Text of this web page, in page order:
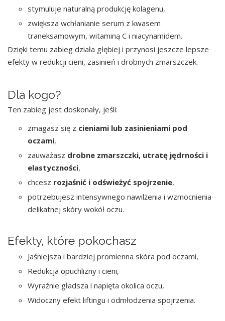
stymuluje naturalną produkcję kolagenu,
zwiększa wchłanianie serum z kwasem
traneksamowym, witaminą C i niacynamidem.
Dzięki temu zabieg działa głębiej i przynosi jeszcze lepsze
efekty w redukcji cieni, zasinień i drobnych zmarszczek.
Dla kogo?
Ten zabieg jest doskonały, jeśli:
zmagasz się z cieniami lub zasinieniami pod
oczami,
zauważasz drobne zmarszczki, utratę jędrności i
elastyczności,
chcesz rozjaśnić i odświeżyć spojrzenie,
potrzebujesz intensywnego nawilżenia i wzmocnienia
delikatnej skóry wokół oczu.
Efekty, które pokochasz
Jaśniejsza i bardziej promienna skóra pod oczami,
Redukcja opuchlizny i cieni,
Wyraźnie gładsza i napięta okolica oczu,
Widoczny efekt liftingu i odmłodzenia spojrzenia.